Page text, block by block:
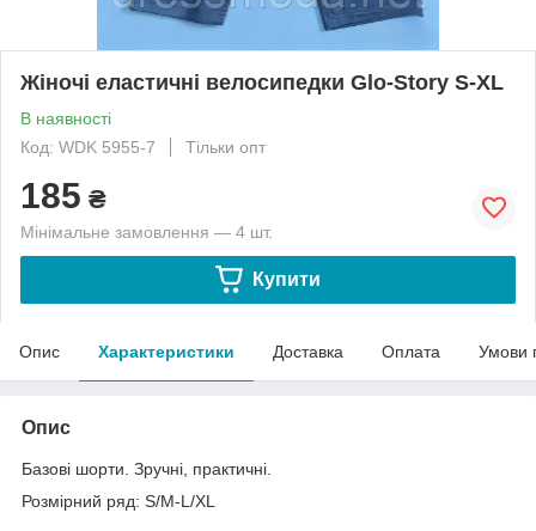
Жіночі еластичні велосипедки Glo-Story S-XL
В наявності
Код: WDK 5955-7
Тільки опт
185 ₴
Мінімальне замовлення — 4 шт.
Купити
Опис Характеристики Доставка Оплата Умови
Опис
Базові шорти. Зручні, практичні.
Розмірний ряд: S/M-L/XL